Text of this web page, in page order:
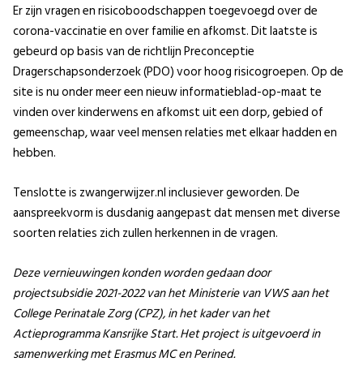
Er zijn vragen en risicoboodschappen toegevoegd over de
corona-vaccinatie en over familie en afkomst. Dit laatste is
gebeurd op basis van de richtlijn Preconceptie
Dragerschapsonderzoek (PDO) voor hoog risicogroepen. Op de
site is nu onder meer een nieuw informatieblad-op-maat te
vinden over kinderwens en afkomst uit een dorp, gebied of
gemeenschap, waar veel mensen relaties met elkaar hadden en
hebben.
Tenslotte is zwangerwijzer.nl inclusiever geworden. De
aanspreekvorm is dusdanig aangepast dat mensen met diverse
soorten relaties zich zullen herkennen in de vragen.
Deze vernieuwingen konden worden gedaan door
projectsubsidie 2021-2022 van het Ministerie van VWS aan het
College Perinatale Zorg (CPZ), in het kader van het
Actieprogramma Kansrijke Start. Het project is uitgevoerd in
samenwerking met Erasmus MC en Perined.